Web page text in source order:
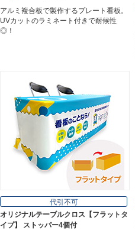
アルミ複合板で製作するプレート看板。
UVカットのラミネート付きで耐候性
◎！
代引不可
オリジナルテーブルクロス【フラットタ
イプ】 ストッパー4個付